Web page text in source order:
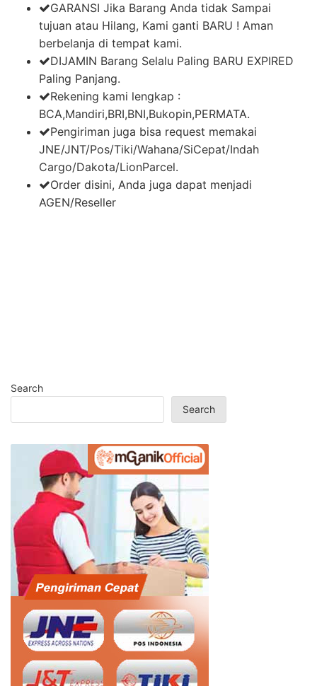
GARANSI Jika Barang Anda tidak Sampai
tujuan atau Hilang, Kami ganti BARU ! Aman
berbelanja di tempat kami.
DIJAMIN Barang Selalu Paling BARU EXPIRED
Paling Panjang.
Rekening kami lengkap :
BCA,Mandiri,BRI,BNI,Bukopin,PERMATA.
Pengiriman juga bisa request memakai
JNE/JNT/Pos/Tiki/Wahana/SiCepat/Indah
Cargo/Dakota/LionParcel.
Order disini, Anda juga dapat menjadi
AGEN/Reseller
Search
Search